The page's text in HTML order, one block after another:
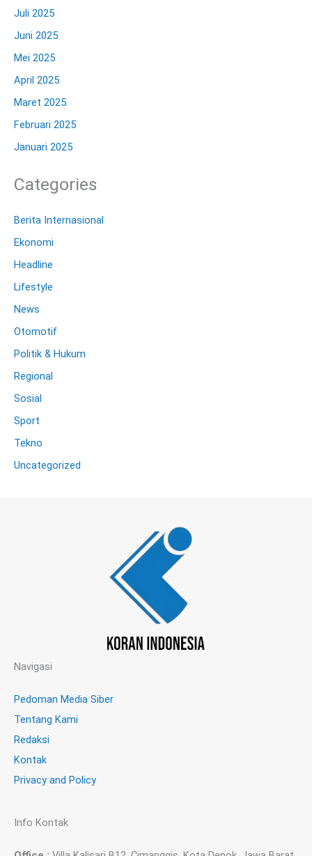
Juli 2025
Juni 2025
Mei 2025
April 2025
Maret 2025
Februari 2025
Januari 2025
Categories
Berita Internasional
Ekonomi
Headline
Lifestyle
News
Otomotif
Politik & Hukum
Regional
Sosial
Sport
Tekno
Uncategorized
Navigasi
Pedoman Media Siber
Tentang Kami
Redaksi
Kontak
Privacy and Policy
Info Kontak